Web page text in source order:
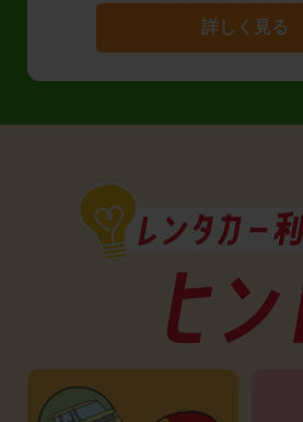
詳しく見る